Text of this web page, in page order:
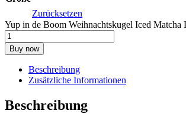
Zurücksetzen
Yup in de Boom Weihnachtskugel Iced Matcha
Buy now
Beschreibung
Zusätzliche Informationen
Beschreibung